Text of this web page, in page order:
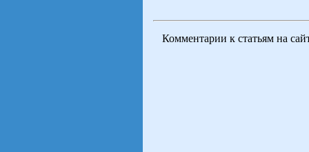
Комментарии к статьям на